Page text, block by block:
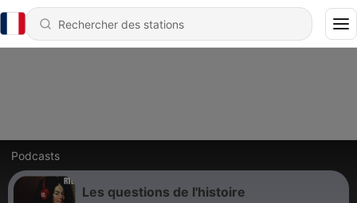
Podcasts
Les questions de l'histoire